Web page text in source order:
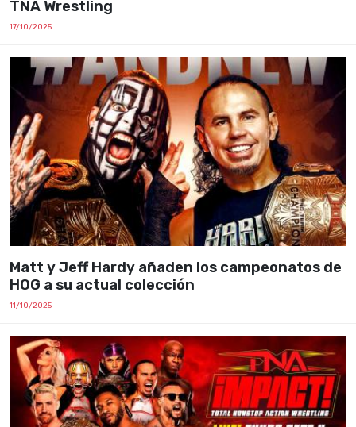
TNA Wrestling
17/10/2025
Matt y Jeff Hardy añaden los campeonatos de
HOG a su actual colección
11/10/2025